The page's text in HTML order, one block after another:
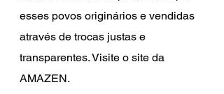
esses povos originários e vendidas
através de trocas justas e
transparentes. Visite o site da
AMAZEN.